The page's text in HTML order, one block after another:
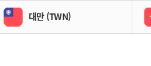
대만 (TWN)